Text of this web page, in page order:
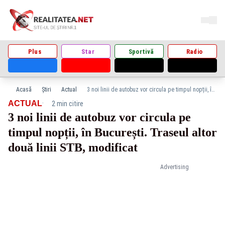
Plus Star Sportivă Radio
Acasă Știri Actual 3 noi linii de autobuz vor circula pe timpul nopții, în București. Traseul altor două linii STB, modificat
Advertising
ACTUAL· 2 min citire
3 noi linii de autobuz vor circula pe
timpul nopții, în București. Traseul altor
două linii STB, modificat